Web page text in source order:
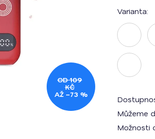
Varianta:
Můžeme
Možnosti
OD 109
KČ
AŽ –73 %